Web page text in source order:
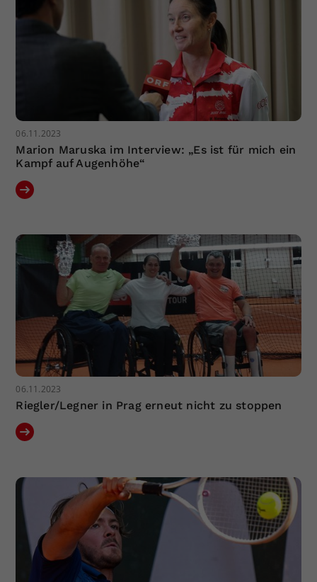
06.11.2023
Marion Maruska im Interview: „Es ist für mich ein
Kampf auf Augenhöhe“
06.11.2023
Riegler/Legner in Prag erneut nicht zu stoppen